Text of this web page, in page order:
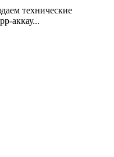
технические
аккау...